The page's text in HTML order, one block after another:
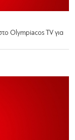
Olympiacos TV για